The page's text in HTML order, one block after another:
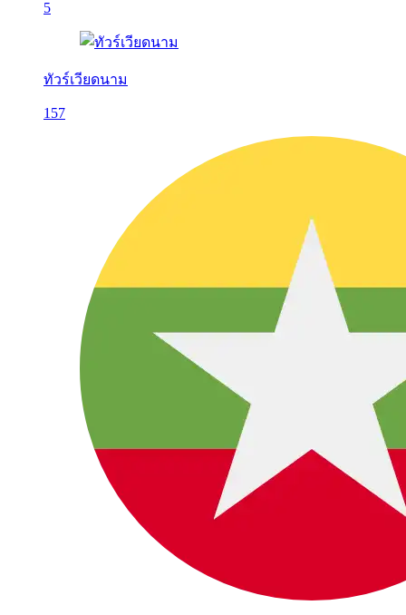
5
ทัวร์เวียดนาม
157